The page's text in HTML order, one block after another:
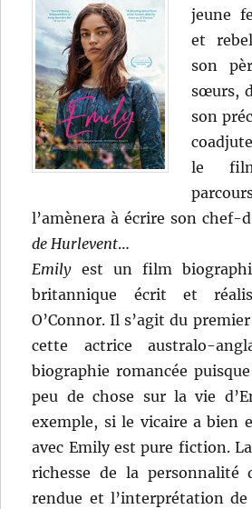
jeune
et
son
sœurs,
son
le
l’amènera à écrire son chef-
de Hurlevent…
Emilyest un film
britannique écrit et
O’Connor. Il s’agit du
cette actrice australo-
biographie romancée
peu de chose sur la vie
exemple, si le vicaire a bien
avec Emily est pure fiction.
richesse de la personnalité
rendue et l’interprétation